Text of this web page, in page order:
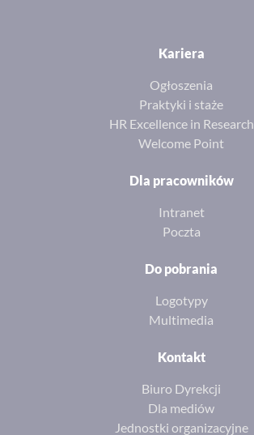
Kariera
Ogłoszenia
Praktyki i staże
HR Excellence in Research
Welcome Point
Dla pracowników
Intranet
Poczta
Do pobrania
Logotypy
Multimedia
Kontakt
Biuro Dyrekcji
Dla mediów
Jednostki organizacyjne